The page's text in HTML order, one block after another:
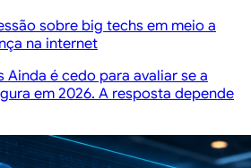
sobre big techs em meio a
na internet
Ainda é cedo para avaliar se a
em 2026. A resposta depende